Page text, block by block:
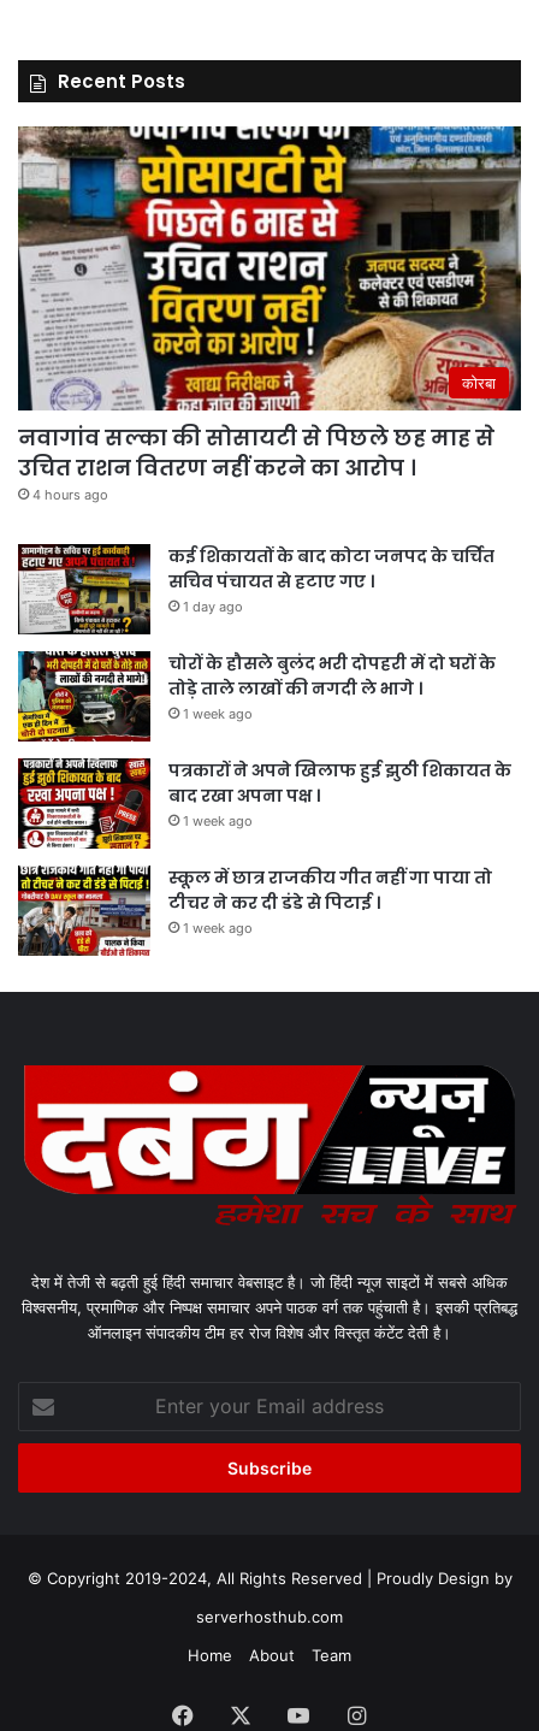
Recent Posts
कोरबा
नवागांव सल्का की सोसायटी से पिछले छह माह से
उचित राशन वितरण नहीं करने का आरोप ।
4 hours ago
कई शिकायतों के बाद कोटा जनपद के चर्चित
सचिव पंचायत से हटाए गए ।
1 day ago
चोरों के हौसले बुलंद भरी दोपहरी में दो घरों के
तोड़े ताले लाखों की नगदी ले भागे ।
1 week ago
पत्रकारों ने अपने खिलाफ हुई झुठी शिकायत के
बाद रखा अपना पक्ष ।
1 week ago
स्कूल में छात्र राजकीय गीत नहीं गा पाया तो
टीचर ने कर दी डंडे से पिटाई ।
1 week ago
देश में तेजी से बढ़ती हुई हिंदी समाचार वेबसाइट है। जो हिंदी न्यूज साइटों में सबसे अधिक
विश्वसनीय, प्रमाणिक और निष्पक्ष समाचार अपने पाठक वर्ग तक पहुंचाती है। इसकी प्रतिबद्ध
ऑनलाइन संपादकीय टीम हर रोज विशेष और विस्तृत कंटेंट देती है।
your
Email
© Copyright 2019-2024, All Rights Reserved | Proudly Design by
serverhosthub.com
Home
About Team
Facebook YouTubeInstagram